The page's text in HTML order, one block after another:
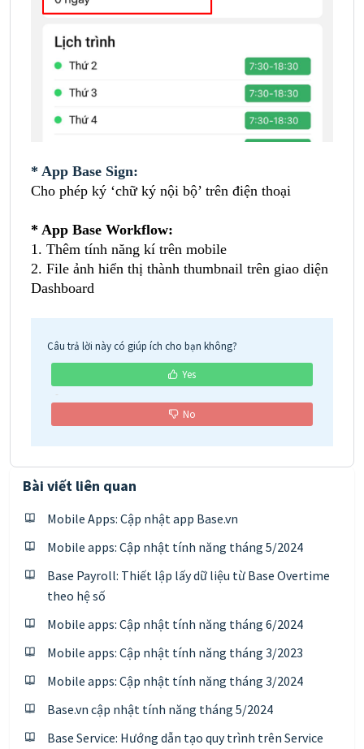
* App Base Sign:
Cho phép ký ‘chữ ký nội bộ’ trên điện thoại
* App Base Workflow:
1. Thêm tính năng kí trên mobile
2. File ảnh hiển thị thành thumbnail trên giao diện
Dashboard
Câu trả lời này có giúp ích cho bạn không?
Yes
No
Bài viết liên quan
Mobile Apps: Cập nhật app Base.vn
Mobile apps: Cập nhật tính năng tháng 5/2024
Base Payroll: Thiết lập lấy dữ liệu từ Base Overtime
theo hệ số
Mobile apps: Cập nhật tính năng tháng 6/2024
Mobile apps: Cập nhật tính năng tháng 3/2023
Mobile apps: Cập nhật tính năng tháng 3/2024
Base.vn cập nhật tính năng tháng 5/2024
Base Service: Hướng dẫn tạo quy trình trên Service